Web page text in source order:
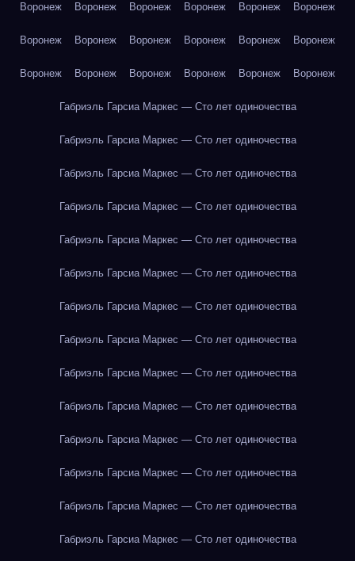
Воронеж Воронеж Воронеж Воронеж Воронеж Воронеж
Воронеж Воронеж Воронеж Воронеж Воронеж Воронеж
Воронеж Воронеж Воронеж Воронеж Воронеж Воронеж
Габриэль Гарсиа Маркес — Сто лет одиночества
Габриэль Гарсиа Маркес — Сто лет одиночества
Габриэль Гарсиа Маркес — Сто лет одиночества
Габриэль Гарсиа Маркес — Сто лет одиночества
Габриэль Гарсиа Маркес — Сто лет одиночества
Габриэль Гарсиа Маркес — Сто лет одиночества
Габриэль Гарсиа Маркес — Сто лет одиночества
Габриэль Гарсиа Маркес — Сто лет одиночества
Габриэль Гарсиа Маркес — Сто лет одиночества
Габриэль Гарсиа Маркес — Сто лет одиночества
Габриэль Гарсиа Маркес — Сто лет одиночества
Габриэль Гарсиа Маркес — Сто лет одиночества
Габриэль Гарсиа Маркес — Сто лет одиночества
Габриэль Гарсиа Маркес — Сто лет одиночества